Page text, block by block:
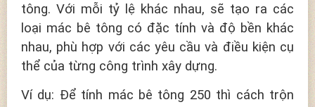
tông. Với mỗi tỷ lệ khác nhau, sẽ tạo ra các
loại mác bê tông có đặc tính và độ bền khác
nhau, phù hợp với các yêu cầu và điều kiện cụ
thể của từng công trình xây dựng.
Ví dụ: Để tính mác bê tông 250 thì cách trộn